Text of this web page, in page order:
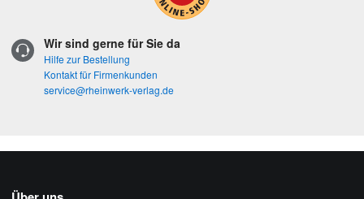
Wir sind gerne für Sie da
Hilfe zur Bestellung
Kontakt für Firmenkunden
service@rheinwerk-verlag.de